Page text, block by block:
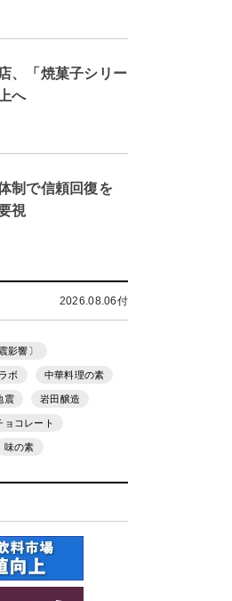
、「焼菓子シリー
へ
制で信頼回復を
視
2026.08.06付
影響〕
ボ 中華料理の素
震 岩田醸造
ョコレート
味の素